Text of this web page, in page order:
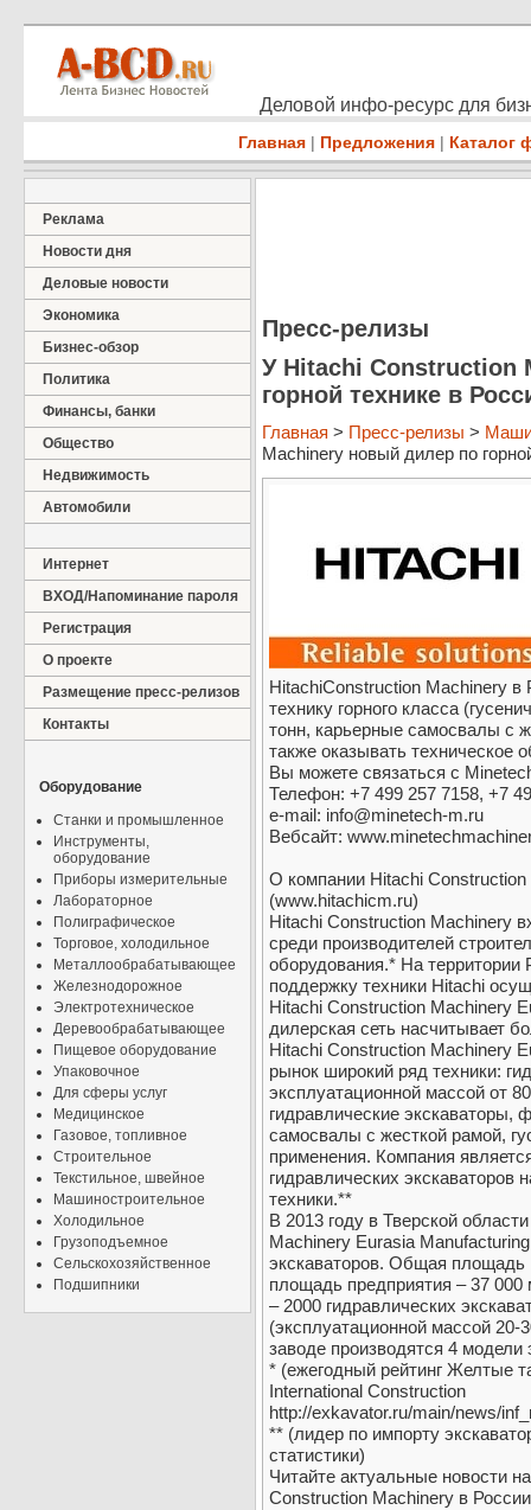
Деловой инфо-ресурс для
Главная | Предложения | Каталог
Реклама
Новости дня
Деловые новости
Экономика
Бизнес-обзор
Политика
Финансы, банки
Общество
Недвижимость
Автомобили
Интернет
ВХОД/Напоминание пароля
Регистрация
О проекте
Размещение пресс-релизов
Контакты
Оборудование
Станки и промышленное
Инструменты,
оборудование
Приборы измерительные
Лабораторное
Полиграфическое
Торговое, холодильное
Металлообрабатывающее
Железнодорожное
Электротехническое
Деревообрабатывающее
Пищевое оборудование
Упаковочное
Для сферы услуг
Медицинское
Газовое, топливное
Строительное
Текстильное, швейное
Машиностроительное
Холодильное
Грузоподъемное
Сельскохозяйственное
Подшипники
Пресс-релизы
У Hitachi Construction
горной технике в
Главная > Пресс-релизы >
Machinery новый дилер по
HitachiConstruction Machinery
технику горного класса
тонн, карьерные самосвалы с
также оказывать техническое
Вы можете связаться с
Телефон: +7 499 257 7158, +7
e-mail: info@minetech-m.ru
Вебсайт:
О компании Hitachi
(www.hitachicm.ru)
Hitachi Construction Machinery
среди производителей
оборудования.* На
поддержку техники Hitachi
Hitachi Construction Machinery
дилерская сеть насчитывает
Hitachi Construction Machinery
рынок широкий ряд техники:
эксплуатационной массой от
гидравлические экскаваторы,
самосвалы с жесткой рамой,
применения. Компания
гидравлических экскаваторов
техники.**
В 2013 году в Тверской
Machinery Eurasia
экскаваторов. Общая площадь
площадь предприятия – 37
– 2000 гидравлических
(эксплуатационной массой
заводе производятся 4 модели
* (ежегодный рейтинг Желтые
International Construction
http://exkavator.ru/main/news/
** (лидер по импорту
статистики)
Читайте актуальные новости
Construction Machinery в